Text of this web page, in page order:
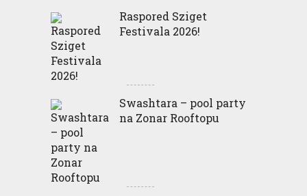
Raspored Sziget
Festivala 2026!
Swashtara – pool party
na Zonar Rooftopu